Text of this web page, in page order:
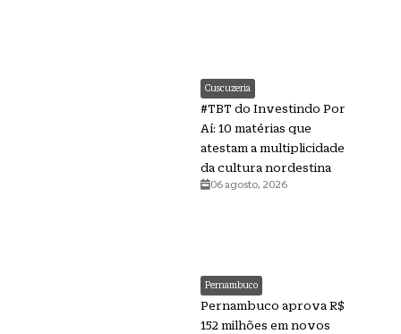
Cuscuzeria
#TBT do Investindo Por
Aí: 10 matérias que
atestam a multiplicidade
da cultura nordestina
06 agosto, 2026
Pernambuco
Pernambuco aprova R$
152 milhões em novos